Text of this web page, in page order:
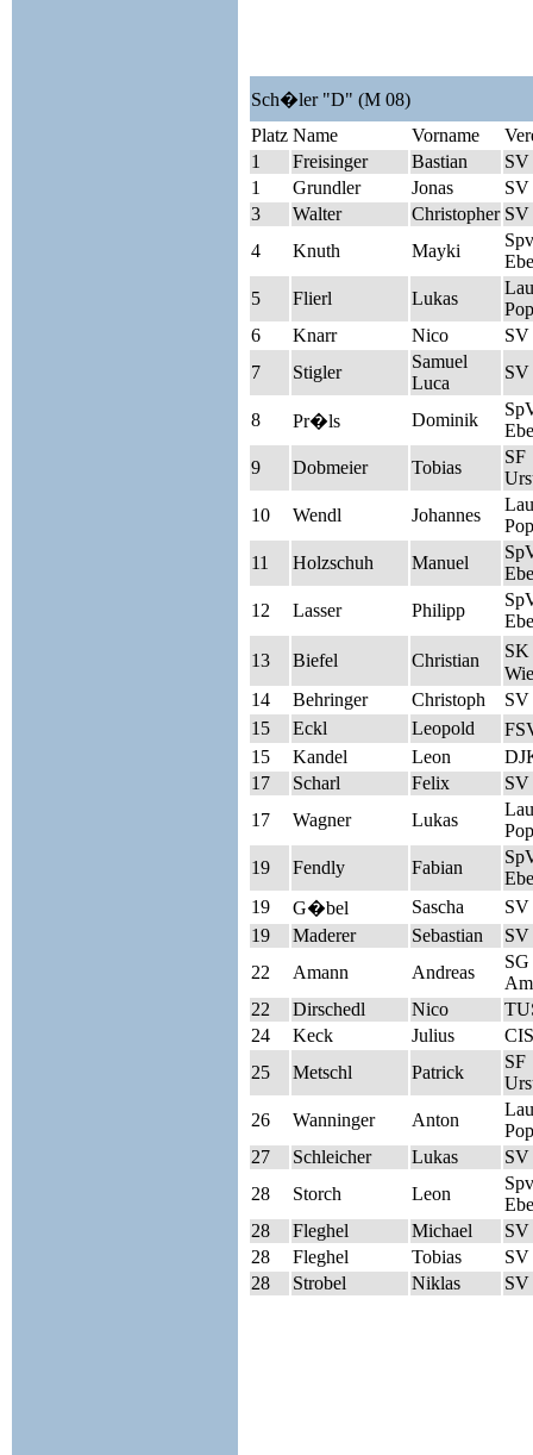
Sch�ler "D" (M 08)
Platz Name Vorname
1
Freisinger Bastian
SV
1
Grundler Jonas
SV
3
Walter Christopher SV
4
Knuth Mayki
5
Flierl Lukas
6
Knarr Nico
SV
7
Stigler
Samuel
Luca
SV
8 Pr�ls Dominik
9
Dobmeier Tobias
SF
10
Wendl Johannes
11
Holzschuh Manuel
12
Lasser Philipp
13
Biefel Christian
14
Behringer Christoph
SV
15
Eckl Leopold
15
Kandel Leon
17
Scharl Felix
SV
17
Wagner Lukas
19
Fendly Fabian
19
G�bel Sascha
SV
19
Maderer Sebastian
SV
22
Amann Andreas
SG
22
Dirschedl Nico
24
Keck Julius
25
Metschl Patrick
SF
26
Wanninger Anton
27
Schleicher Lukas
SV
28
Storch Leon
28
Fleghel Michael
SV
28
Fleghel Tobias
SV
28
Strobel Niklas SV